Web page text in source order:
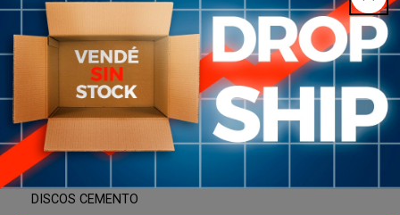
CUERDAS DE SALTAR
DISCO HIERRO PASE COMUN
DISCOS BODY IRON
DISCOS BUMPER
DISCOS CEMENTO